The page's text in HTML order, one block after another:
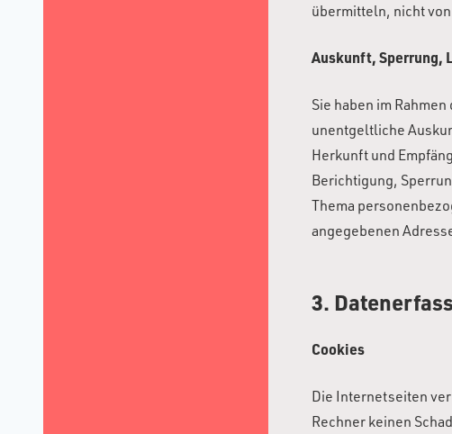
übermitteln, nicht
Auskunft, Sperrung,
Sie haben im
unentgeltliche
Herkunft und
Berichtigung,
Thema
angegebenen
3.
Cookies
Die Internetseiten
Rechner keinen